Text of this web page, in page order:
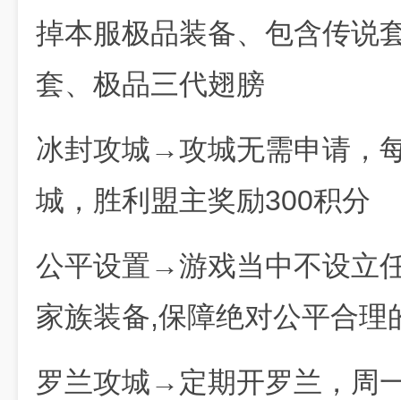
掉本服极品装备、包含传说
套、极品三代翅膀
冰封攻城→攻城无需申请，
城，胜利盟主奖励300积分
公平设置→游戏当中不设立
家族装备,保障绝对公平合理
罗兰攻城→定期开罗兰，周